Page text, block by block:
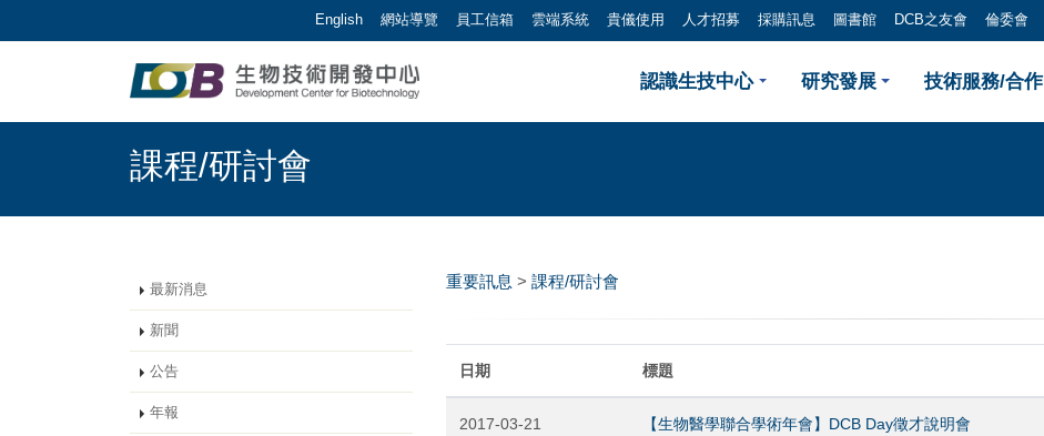
English 網站導覽 員工信箱 雲端系統 貴儀使用 人才招募 採購訊息 圖書館 DCB之友會 倫委會
生物技術開發中心 | 課程/研討會認識生技中心 研究發展 技術服務/合作
課程/研討會
最新消息
新聞
公告
年報
重要訊息 > 課程/研討會
日期 標題
2017-03-21 【生物醫學聯合學術年會】DCB Day徵才說明會